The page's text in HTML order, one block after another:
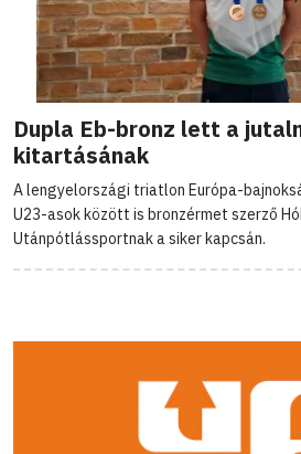
Dupla Eb-bronz lett a
kitartásának
A lengyelországi triatlon Európa-
U23-asok között is bronzérmet szerző
Utánpótlássportnak a siker kapcsán.